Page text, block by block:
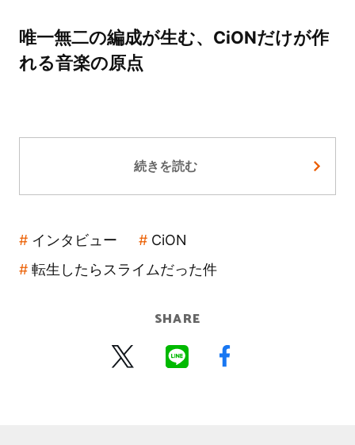
唯一無二の編成が生む、CiONだけが作
れる音楽の原点
続きを読む
インタビュー
CiON
転生したらスライムだった件
SHARE